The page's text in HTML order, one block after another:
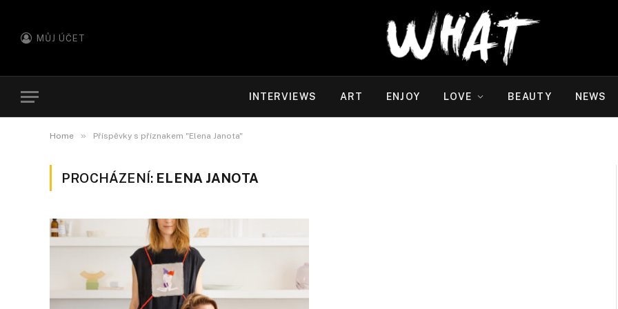
MŮJ ÚČET
INTERVIEWS ART ENJOY LOVE BEAUTY NEWS
Home » Příspěvky s příznakem "Elena Janota"
PROCHÁZENÍ: ELENA JANOTA